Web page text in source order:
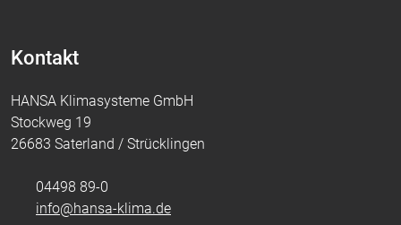
Kontakt
HANSA Klimasysteme GmbH
Stockweg 19
26683 Saterland / Strücklingen
04498 89-0
info@hansa-klima.de